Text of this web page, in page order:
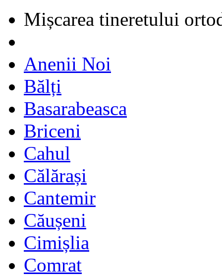
Mișcarea tineretului
Anenii Noi
Bălți
Basarabeasca
Briceni
Cahul
Călărași
Cantemir
Căușeni
Cimișlia
Comrat